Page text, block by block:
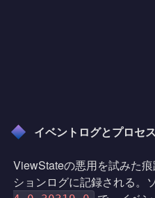
イベントログとプロセ
ViewStateの悪用を試みた
ションログに記録される。